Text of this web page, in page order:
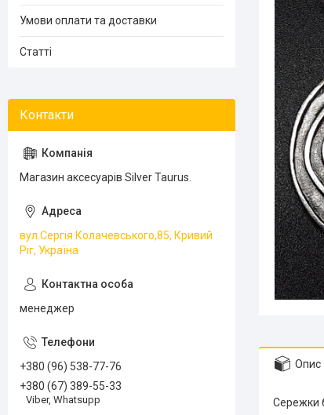
Опис
Сережки
Умови оплати та доставки
Статті
Магазин аксесуарів Silver Taurus.
вул.Сергія Колачевського,85, Кривий
Ріг, Україна
менеджер
+380 (96) 538-77-76
+380 (67) 389-55-33
Viber, Whatsupp